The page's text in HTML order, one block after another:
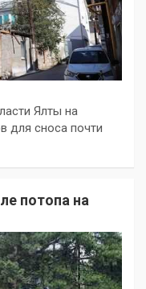
Ялты на
для сноса почти
потопа на